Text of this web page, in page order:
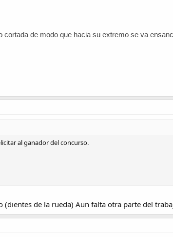
cortada de modo que hacia su extremo se va
al ganador del concurso.
de la rueda) Aun falta otra parte del